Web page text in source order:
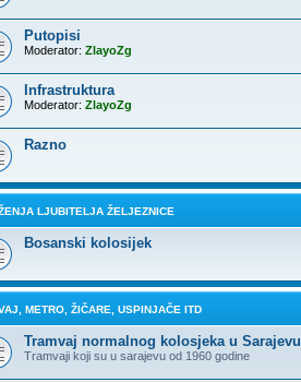
Putopisi
Moderator: ZlayoZg
Infrastruktura
Moderator: ZlayoZg
Razno
LJUBITELJA ŽELJEZNICE
Bosanski kolosijek
METRO, ŽIČARE, USPINJAČE ITD
Tramvaj normalnog kolosjeka u Sarajevu
Tramvaji koji su u sarajevu od 1960 godine